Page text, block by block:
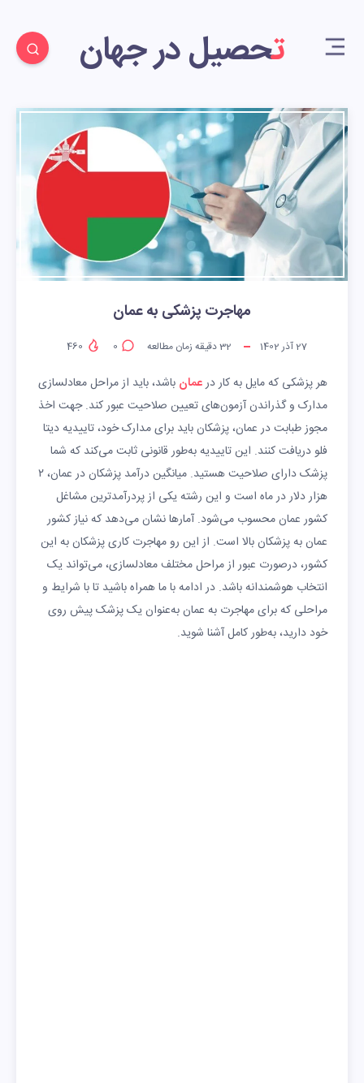
تحصیل در جهان
مهاجرت پزشکی به عمان
27 آذر 1402 32دقیقه زمان مطالعه 0
هر پزشکی که مایل به کار درعمان باشد، باید از مراحل معادلسازی
مدارک و گذراندن آزمون‌های تعیین صلاحیت عبور کند. جهت اخذ
مجوز طبابت در عمان، پزشکان باید برای مدارک خود، تاییدیه دیتا
فلو دریافت کنند. این تاییدیه به‌طور قانونی ثابت می‌کند که شما
پزشک دارای صلاحیت هستید. میانگین درآمد پزشکان در عمان، ۲
هزار دلار در ماه است و این رشته یکی از پردرآمدترین مشاغل
کشور عمان محسوب می‌شود. آمارها نشان می‌دهد که نیاز کشور
عمان به پزشکان بالا است. از این رو مهاجرت کاری پزشکان به این
کشور، درصورت عبور از مراحل مختلف معادلسازی، می‌تواند یک
انتخاب هوشمندانه باشد. در ادامه با ما همراه باشید تا با شرایط و
مراحلی که برای مهاجرت به عمان به‌عنوان یک پزشک پیش روی
خود دارید، به‌طور کامل آشنا شوید.